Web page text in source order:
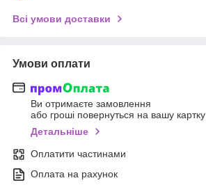
Всі умови доставки
Умови оплати
Ви отримаєте замовлення
або гроші повернуться на вашу картку
Детальніше
Оплатити частинами
Оплата на рахунок